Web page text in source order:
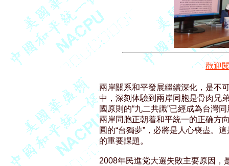
歡迎
兩岸關系和平發展繼續深化，是不
中，深刻体驗到兩岸同胞是骨肉兄
國原則的“九二共識”已經成為台灣
兩岸同胞正朝着和平統一的正确方
圓的“台獨夢”，必將是人心喪盡。
的重要課題。
2008年民進党大選失敗主要原因，